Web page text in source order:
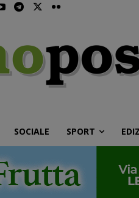
SOCIALE SPORT